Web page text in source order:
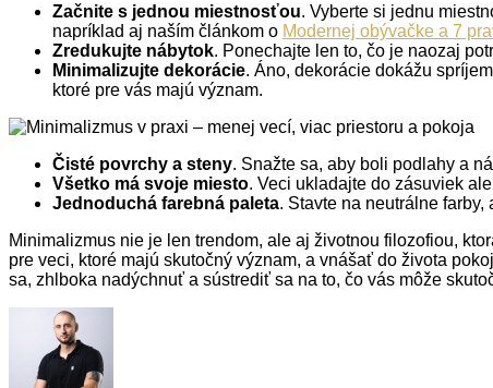
Začnite s jednou miestnosťou. Vyberte si jednu
napríklad aj naším článkom o Modernej obývačke a 7
Zredukujte nábytok. Ponechajte len to, čo je naozaj
Minimalizujte dekorácie. Áno, dekorácie dokážu
ktoré pre vás majú význam.
Čisté povrchy a steny. Snažte sa, aby boli podlahy a
Všetko má svoje miesto. Veci ukladajte do zásuviek
Jednoduchá farebná paleta. Stavte na neutrálne
Minimalizmus nie je len trendom, ale aj životnou filozofiou,
pre veci, ktoré majú skutočný význam, a vnášať do života
sa, zhlboka nadýchnuť a sústrediť sa na to, čo vás môže